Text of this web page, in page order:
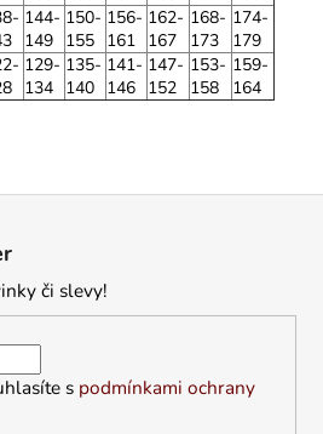
144-
149
150-
155
156-
161
162-
167
168-
173
174-
179
129-
134
135-
140
141-
146
147-
152
153-
158
159-
164
či slevy!
s podmínkami ochrany